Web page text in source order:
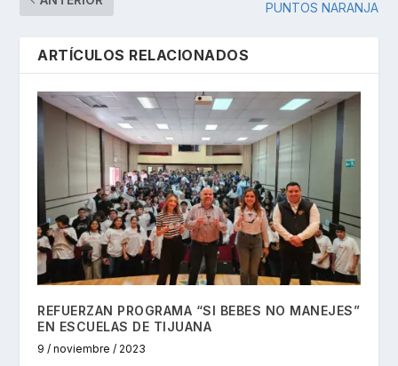
PUNTOS NARANJA
ARTÍCULOS RELACIONADOS
REFUERZAN PROGRAMA “SI BEBES NO MANEJES”
EN ESCUELAS DE TIJUANA
9 / noviembre / 2023